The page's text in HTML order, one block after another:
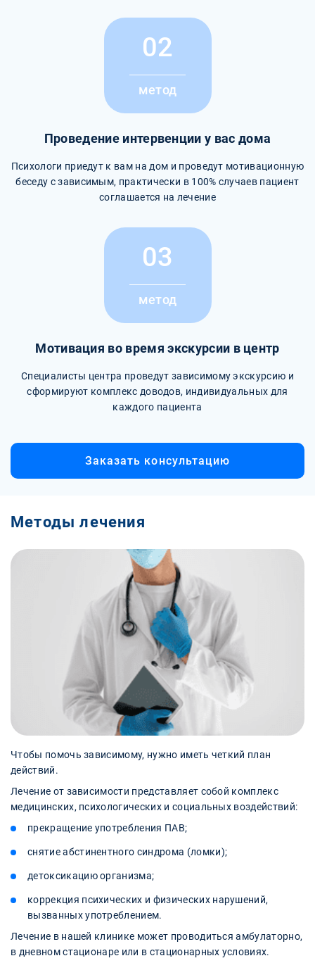
02
метод
Проведение интервенции у вас дома
Психологи приедут к вам на дом и проведут мотивационную
беседу с зависимым, практически в 100% случаев пациент
соглашается на лечение
03
метод
Мотивация во время экскурсии в центр
Специалисты центра проведут зависимому экскурсию и
сформируют комплекс доводов, индивидуальных для
каждого пациента
Заказать консультацию
Методы лечения
Чтобы помочь зависимому, нужно иметь четкий план
действий.
Лечение от зависимости представляет собой комплекс
медицинских, психологических и социальных воздействий:
прекращение употребления ПАВ;
снятие абстинентного синдрома (ломки);
детоксикацию организма;
коррекция психических и физических нарушений,
вызванных употреблением.
Лечение в нашей клинике может проводиться амбулаторно,
в дневном стационаре или в стационарных условиях.